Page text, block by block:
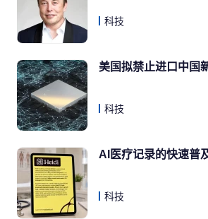
科技
美国拟禁止进口中国
科技
AI医疗记录的快速普
科技